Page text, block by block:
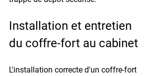
Installation et entretien
du coffre-fort au cabinet
L'installation correcte d'un coffre-fort